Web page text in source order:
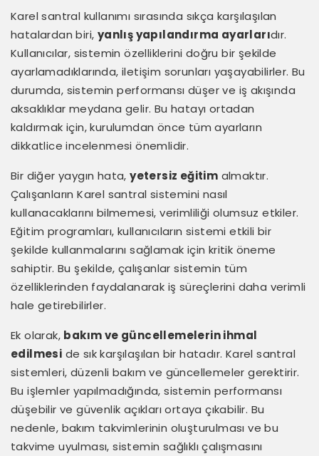
Karel santral kullanımı sırasında sıkça karşılaşılan
hatalardan biri, yanlış yapılandırma ayarlarıdır.
Kullanıcılar, sistemin özelliklerini doğru bir şekilde
ayarlamadıklarında, iletişim sorunları yaşayabilirler. Bu
durumda, sistemin performansı düşer ve iş akışında
aksaklıklar meydana gelir. Bu hatayı ortadan
kaldırmak için, kurulumdan önce tüm ayarların
dikkatlice incelenmesi önemlidir.
Bir diğer yaygın hata,yetersiz eğitim almaktır.
Çalışanların Karel santral sistemini nasıl
kullanacaklarını bilmemesi, verimliliği olumsuz etkiler.
Eğitim programları, kullanıcıların sistemi etkili bir
şekilde kullanmalarını sağlamak için kritik öneme
sahiptir. Bu şekilde, çalışanlar sistemin tüm
özelliklerinden faydalanarak iş süreçlerini daha verimli
hale getirebilirler.
Ek olarak, bakım ve güncellemelerin ihmal
edilmesi de sık karşılaşılan bir hatadır. Karel santral
sistemleri, düzenli bakım ve güncellemeler gerektirir.
Bu işlemler yapılmadığında, sistemin performansı
düşebilir ve güvenlik açıkları ortaya çıkabilir. Bu
nedenle, bakım takvimlerinin oluşturulması ve bu
takvime uyulması, sistemin sağlıklı çalışmasını